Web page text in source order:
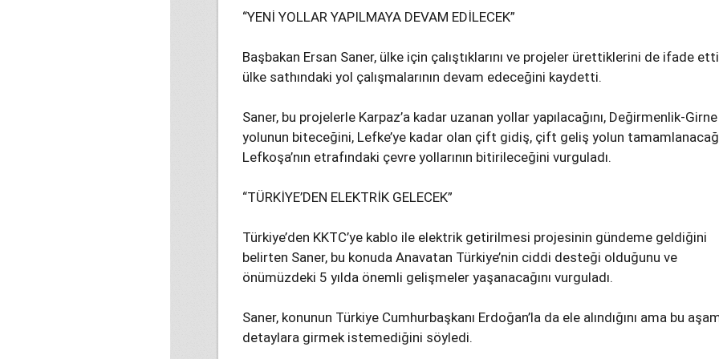
“YENİ YOLLAR YAPILMAYA DEVAM EDİLECEK”
Başbakan Ersan Saner, ülke için çalıştıklarını ve projeler ürettiklerini de ifade
ülke sathındaki yol çalışmalarının devam edeceğini kaydetti.
Saner, bu projelerle Karpaz’a kadar uzanan yollar yapılacağını, Değirmenlik-Girne
yolunun biteceğini, Lefke’ye kadar olan çift gidiş, çift geliş yolun
Lefkoşa’nın etrafındaki çevre yollarının bitirileceğini vurguladı.
“TÜRKİYE’DEN ELEKTRİK GELECEK”
Türkiye’den KKTC’ye kablo ile elektrik getirilmesi projesinin gündeme geldiğini
belirten Saner, bu konuda Anavatan Türkiye’nin ciddi desteği olduğunu ve
önümüzdeki 5 yılda önemli gelişmeler yaşanacağını vurguladı.
Saner, konunun Türkiye Cumhurbaşkanı Erdoğan’la da ele alındığını ama bu
detaylara girmek istemediğini söyledi.